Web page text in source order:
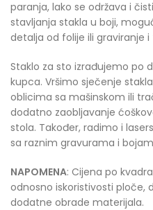
paranja, lako se održava i
stavljanja stakla u boji,
detalja od folije ili graviranje i
Staklo za sto izrađujemo po
kupca. Vršimo sječenje
oblicima sa mašinskom ili
dodatno zaobljavanje
stola. Također, radimo i
sa raznim gravurama i
NAPOMENA: Cijena po
odnosno iskoristivosti ploče,
dodatne obrade materijala.